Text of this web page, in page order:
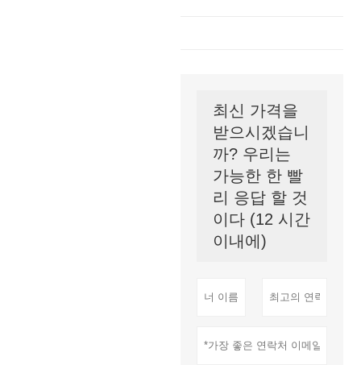
최신 가격을
받으시겠습니
까? 우리는
가능한 한 빨
리 응답 할 것
이다 (12 시간
이내에)